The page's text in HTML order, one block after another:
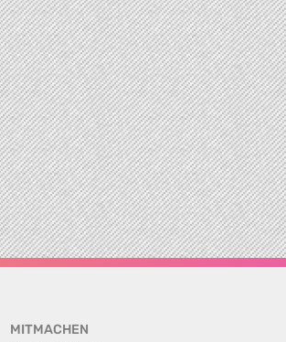
MITMACHEN